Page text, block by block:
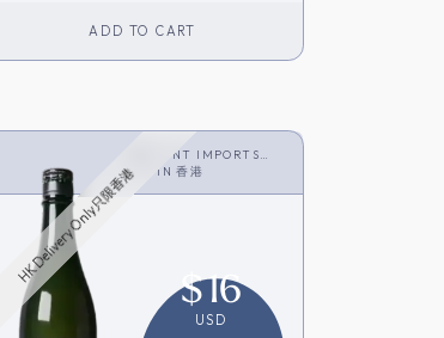
ADD TO CART
VINT IMPORTS
LIMITED
IN香港
HK Delivery Only只限香港
$16
USD